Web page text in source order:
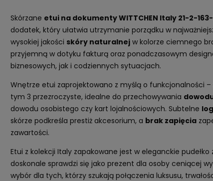
Skórzane etui na dokumenty WITTCHEN Italy 21-2-
dodatek, który ułatwia utrzymanie porządku w
wysokiej jakości skóry naturalnej w kolorze ciemnego
przyjemną w dotyku fakturą oraz ponadczasowym
biznesowych, jak i codziennych sytuacjach.
Wnętrze etui zaprojektowano z myślą o funkcjonalności –
tym 3 przezroczyste, idealne do przechowywania
dowodu osobistego czy kart lojalnościowych. Subtelne
skórze podkreśla prestiż akcesorium, a brak zapięcia
zawartości.
Etui z kolekcji Italy zapakowane jest w eleganckie
doskonale sprawdzi się jako prezent dla osoby ceniącej
wybór dla tych, którzy szukają połączenia luksusu,